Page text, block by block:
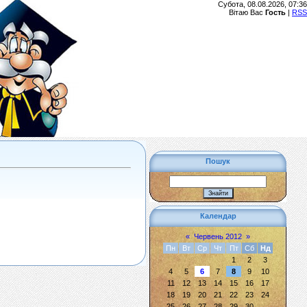
Субота, 08.08.2026, 07:36
Вітаю Вас Гость | RSS
Пошук
Календар
« Червень 2012 »
Пн
Вт Ср Чт Пт Сб
Нд
1
2
3
4
5 6 7 8 9
10
11
12 13 14 15 16
17
18
19 20 21 22 23
24